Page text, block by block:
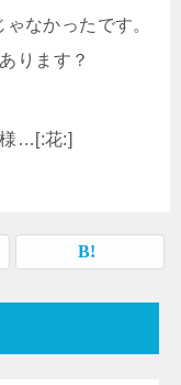
なかったです。
ります？
…[:花:]